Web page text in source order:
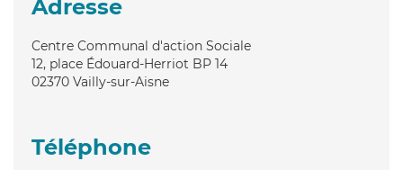
Adresse
Centre Communal d'action Sociale
12, place Édouard-Herriot BP 14
02370 Vailly-sur-Aisne
Téléphone